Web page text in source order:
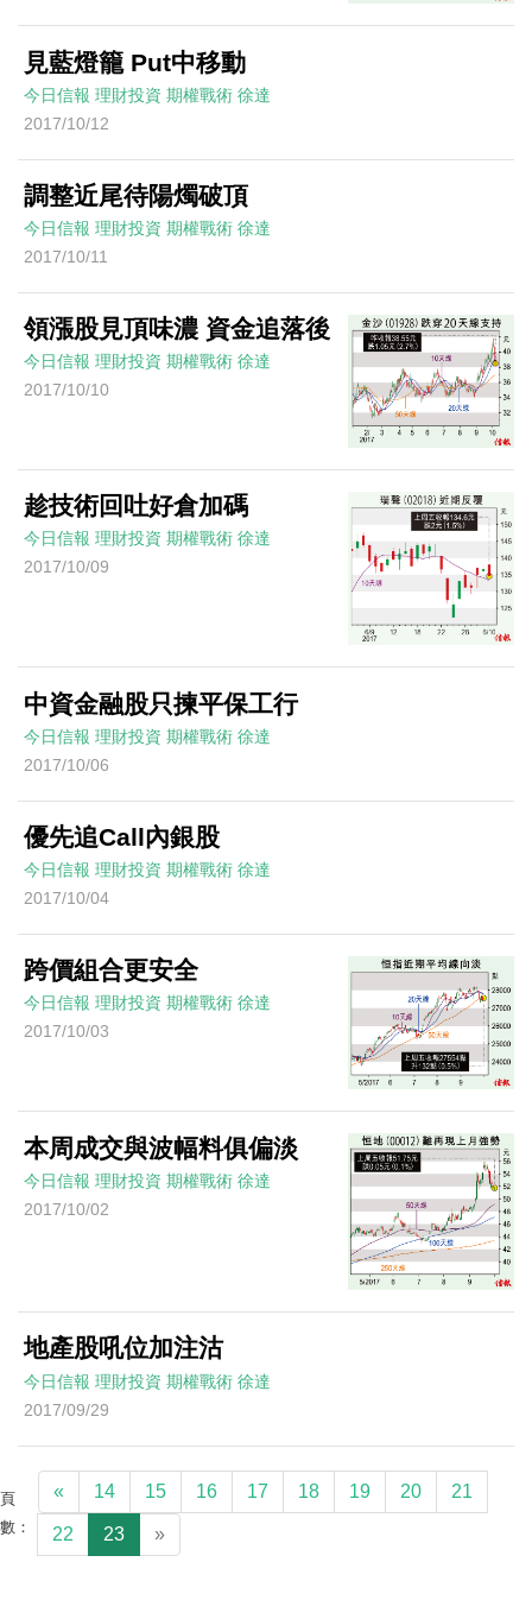
見藍燈籠 Put中移動
今日信報 理財投資 期權戰術 徐達
2017/10/12
調整近尾待陽燭破頂
今日信報 理財投資 期權戰術 徐達
2017/10/11
領漲股見頂味濃 資金追落後
今日信報 理財投資 期權戰術 徐達
2017/10/10
趁技術回吐好倉加碼
今日信報 理財投資 期權戰術 徐達
2017/10/09
中資金融股只揀平保工行
今日信報 理財投資 期權戰術 徐達
2017/10/06
優先追Call內銀股
今日信報 理財投資 期權戰術 徐達
2017/10/04
跨價組合更安全
今日信報 理財投資 期權戰術 徐達
2017/10/03
本周成交與波幅料俱偏淡
今日信報 理財投資 期權戰術 徐達
2017/10/02
地產股吼位加注沽
今日信報 理財投資 期權戰術 徐達
2017/09/29
頁
數：
« 14 15 16 17 18 19 20 21
22 23 »